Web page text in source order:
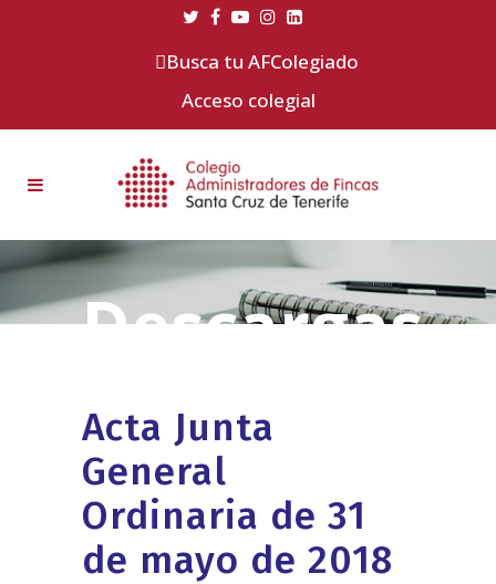
Busca tu AFColegiado
Acceso colegial
Acta Junta
General
Ordinaria de 31
de mayo de 2018